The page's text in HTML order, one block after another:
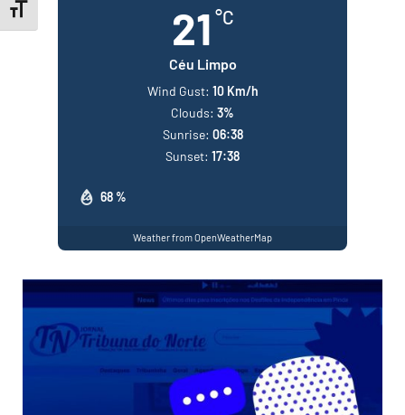
Toggle Font size 21 °C
Céu Limpo
68 %
Wind Gust: 10 Km/h
Clouds: 3%
Sunrise: 06:38
Sunset: 17:38
Weather from OpenWeatherMap